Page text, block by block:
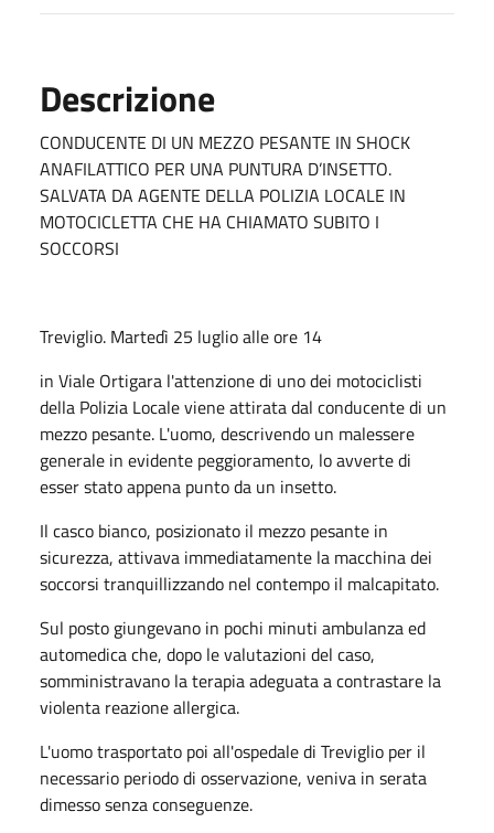
Descrizione
CONDUCENTE DI UN MEZZO PESANTE IN SHOCK
ANAFILATTICO PER UNA PUNTURA D’INSETTO.
SALVATA DA AGENTE DELLA POLIZIA LOCALE IN
MOTOCICLETTA CHE HA CHIAMATO SUBITO I
SOCCORSI
Treviglio. Martedì 25 luglio alle ore 14
in Viale Ortigara l'attenzione di uno dei motociclisti
della Polizia Locale viene attirata dal conducente di un
mezzo pesante. L'uomo, descrivendo un malessere
generale in evidente peggioramento, lo avverte di
esser stato appena punto da un insetto.
Il casco bianco, posizionato il mezzo pesante in
sicurezza, attivava immediatamente la macchina dei
soccorsi tranquillizzando nel contempo il malcapitato.
Sul posto giungevano in pochi minuti ambulanza ed
automedica che, dopo le valutazioni del caso,
somministravano la terapia adeguata a contrastare la
violenta reazione allergica.
L'uomo trasportato poi all'ospedale di Treviglio per il
necessario periodo di osservazione, veniva in serata
dimesso senza conseguenze.